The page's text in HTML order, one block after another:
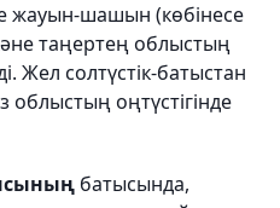
жауын-шашын (көбінесе
таңертең облыстың
Жел солтүстік-батыстан
облыстың оңтүстігінде
батысында,